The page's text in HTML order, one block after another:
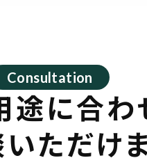
Consultation
途に合わ
ただけ